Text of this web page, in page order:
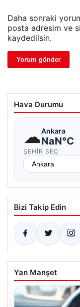
Daha sonraki
posta adresim ve
kaydedilsin.
Hava Durumu
☁Ankara
NaN°C
ŞEHIR SEÇ
Bizi Takip Edin
Yan Manşet